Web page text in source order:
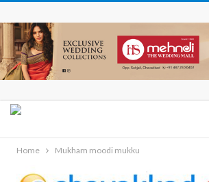
Home Mukham moodi mukku